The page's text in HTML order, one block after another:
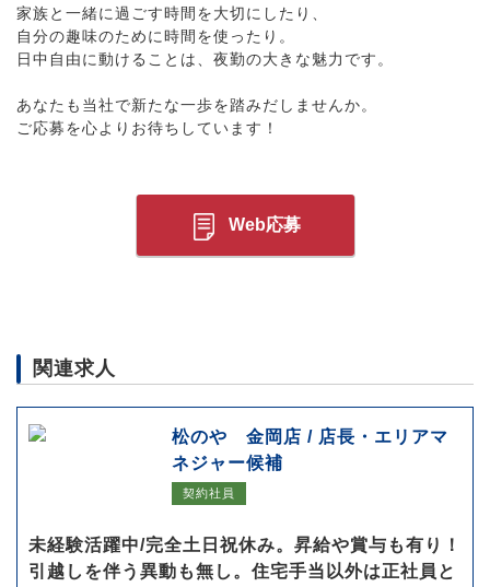
家族と一緒に過ごす時間を大切にしたり、
自分の趣味のために時間を使ったり。
日中自由に動けることは、夜勤の大きな魅力です。
あなたも当社で新たな一歩を踏みだしませんか。
ご応募を心よりお待ちしています！
Web応募
関連求人
松のや 金岡店 / 店長・エリアマ
ネジャー候補
契約社員
未経験活躍中/完全土日祝休み。昇給や賞与も有り！
引越しを伴う異動も無し。住宅手当以外は正社員と